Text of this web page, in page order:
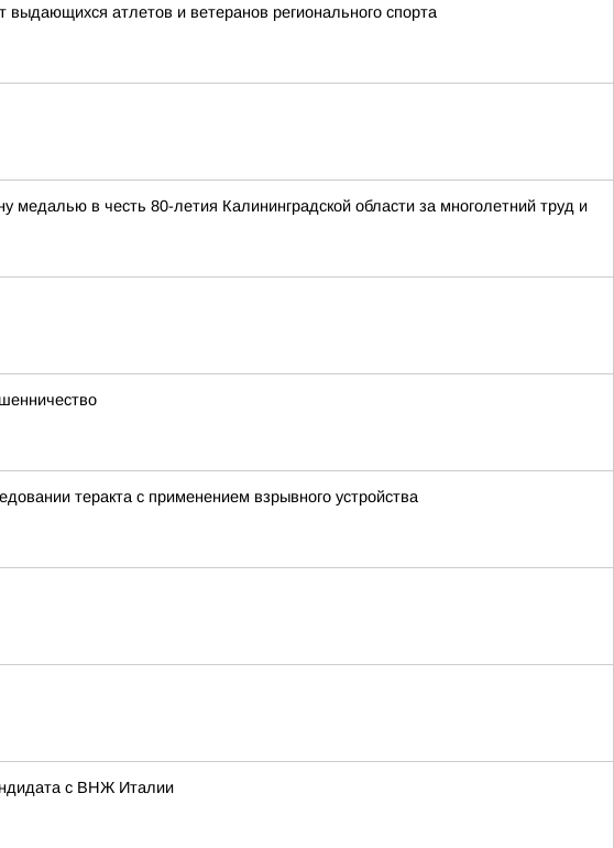
атлетов и ветеранов регионального спорта
в честь 80-летия Калининградской области за многолетний труд и
теракта с применением взрывного устройства
с ВНЖ Италии